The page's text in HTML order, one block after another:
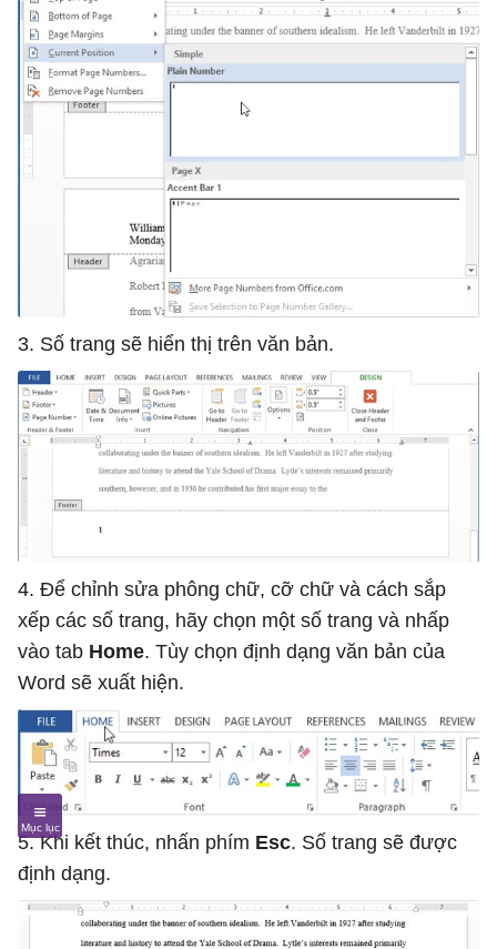
3. Số trang sẽ hiển thị trên văn bản.
4. Để chỉnh sửa phông chữ, cỡ chữ và cách sắp
xếp các số trang, hãy chọn một số trang và nhấp
vào tab Home. Tùy chọn định dạng văn bản của
Word sẽ xuất hiện.
5. Khi kết thúc, nhấn phím Esc. Số trang sẽ được
định dạng.